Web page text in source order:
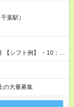
葉駅）
の大量募集